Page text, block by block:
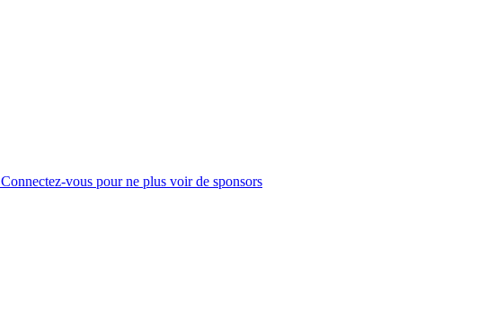
Connectez-vous pour ne plus voir de sponsors